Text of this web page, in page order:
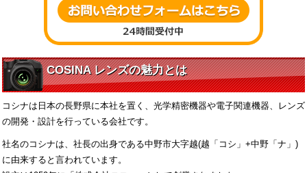
COSINA レンズの魅力とは
コシナは日本の長野県に本社を置く、光学精密機器や電子関連機器、レンズ
の開発・設計を行っている会社です。
社名のコシナは、社長の出身である中野市大字越(越「コシ」+中野「ナ」)
に由来すると言われています。